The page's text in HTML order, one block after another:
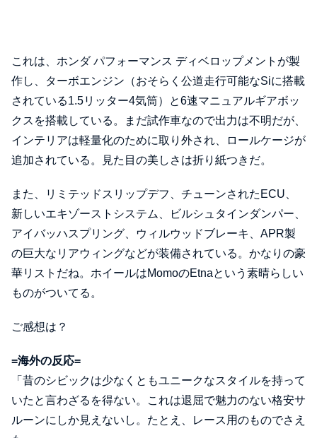
これは、ホンダ パフォーマンス ディベロップメントが製
作し、ターボエンジン（おそらく公道走行可能なSiに搭載
されている1.5リッター4気筒）と6速マニュアルギアボッ
クスを搭載している。まだ試作車なので出力は不明だが、
インテリアは軽量化のために取り外され、ロールケージが
追加されている。見た目の美しさは折り紙つきだ。
また、リミテッドスリップデフ、チューンされたECU、
新しいエキゾーストシステム、ビルシュタインダンパー、
アイバッハスプリング、ウィルウッドブレーキ、APR製
の巨大なリアウィングなどが装備されている。かなりの豪
華リストだね。ホイールはMomoのEtnaという素晴らしい
ものがついてる。
ご感想は？
=海外の反応=
「昔のシビックは少なくともユニークなスタイルを持って
いたと言わざるを得ない。これは退屈で魅力のない格安サ
ルーンにしか見えないし。たとえ、レース用のものでさえ